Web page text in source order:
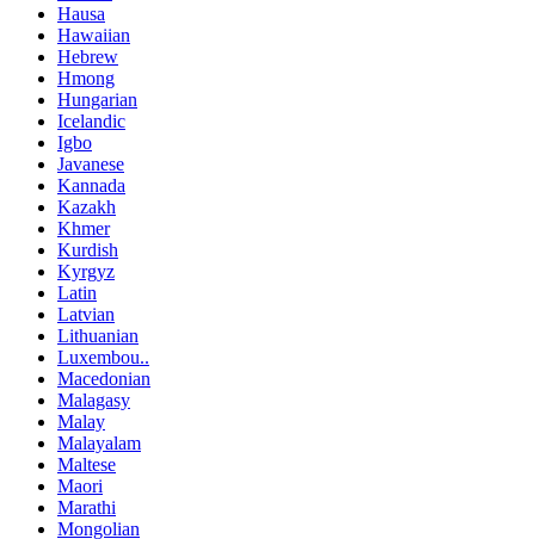
Hausa
Hawaiian
Hebrew
Hmong
Hungarian
Icelandic
Igbo
Javanese
Kannada
Kazakh
Khmer
Kurdish
Kyrgyz
Latin
Latvian
Lithuanian
Luxembou..
Macedonian
Malagasy
Malay
Malayalam
Maltese
Maori
Marathi
Mongolian